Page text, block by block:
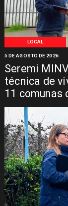
LOCAL
Seremi
técnica de
11 comunas
5 DE AGOSTO DE 2026